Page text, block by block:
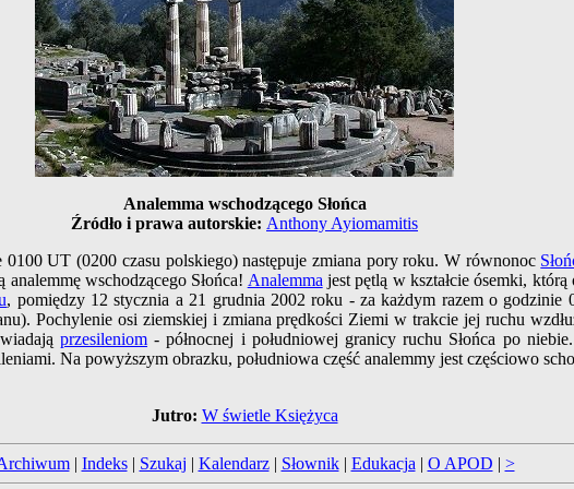
Analemma wschodzącego Słońca
Źródło i prawa autorskie: Anthony Ayiomamitis
UT (0200 czasu polskiego) następuje zmiana pory roku. W równonoc
wschodzącego Słońca! Analemma jest pętlą w kształcie ósemki,
, pomiędzy 12 stycznia a 21 grudnia 2002 roku - za każdym razem o
Pochylenie osi ziemskiej i zmiana prędkości Ziemi w trakcie jej ruchu
przesileniom - północnej i południowej granicy ruchu Słońca po
Na powyższym obrazku, południowa część analemmy jest częściowo
Jutro: W świetle Księżyca
| Indeks| Szukaj | Kalendarz| Słownik| Edukacja | O APOD | >